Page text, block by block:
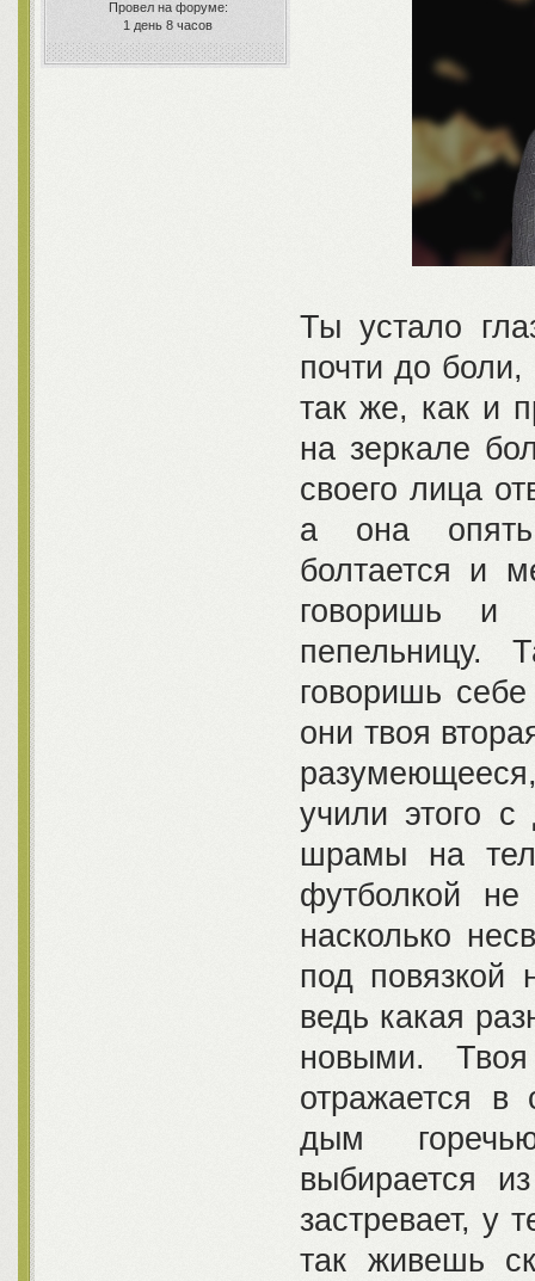
Провел на форуме:
1 день 8 часов
Ты устало
почти до
так же, как и
на зеркале
своего лица
а она опять
болтается и
говоришь и
пепельницу.
говоришь
они твоя
учили этого
шрамы на
футболкой
насколько
под повязкой
ведь какая
новыми.
отражается в
дым
выбирается
застревает, у
так живешь